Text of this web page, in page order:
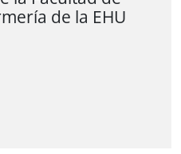
de la EHU